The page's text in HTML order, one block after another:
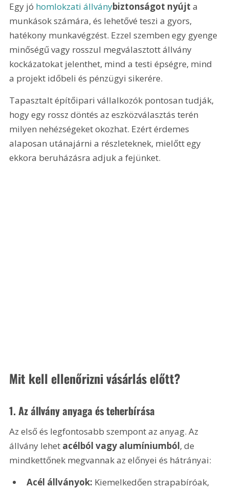
Egy jó homlokzati állványbiztonságot nyújt a
munkások számára, és lehetővé teszi a gyors,
hatékony munkavégzést. Ezzel szemben egy gyenge
minőségű vagy rosszul megválasztott állvány
kockázatokat jelenthet, mind a testi épségre, mind
a projekt időbeli és pénzügyi sikerére.
Tapasztalt építőipari vállalkozók pontosan tudják,
hogy egy rossz döntés az eszközválasztás terén
milyen nehézségeket okozhat. Ezért érdemes
alaposan utánajárni a részleteknek, mielőtt egy
ekkora beruházásra adjuk a fejünket.
Mit kell ellenőrizni vásárlás előtt?
1. Az állvány anyaga és teherbírása
Az első és legfontosabb szempont az anyag. Az
állvány lehet acélból vagy alumíniumból, de
mindkettőnek megvannak az előnyei és hátrányai:
Acél állványok: Kiemelkedően strapabíróak,